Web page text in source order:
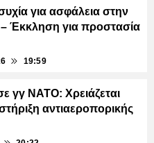
για ασφάλεια στην
Έκκληση για προστασία
19:59
γγ ΝΑΤΟ: Χρειάζεται
αντιαεροπορικής